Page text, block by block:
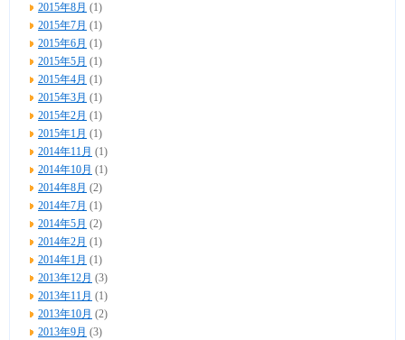
2015年8月 (1)
2015年7月 (1)
2015年6月 (1)
2015年5月 (1)
2015年4月 (1)
2015年3月 (1)
2015年2月 (1)
2015年1月 (1)
2014年11月 (1)
2014年10月 (1)
2014年8月 (2)
2014年7月 (1)
2014年5月 (2)
2014年2月 (1)
2014年1月 (1)
2013年12月 (3)
2013年11月 (1)
2013年10月 (2)
2013年9月 (3)